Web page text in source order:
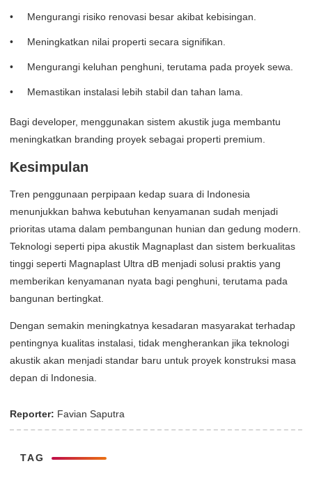
Mengurangi risiko renovasi besar akibat kebisingan.
Meningkatkan nilai properti secara signifikan.
Mengurangi keluhan penghuni, terutama pada proyek sewa.
Memastikan instalasi lebih stabil dan tahan lama.
Bagi developer, menggunakan sistem akustik juga membantu
meningkatkan branding proyek sebagai properti premium.
Kesimpulan
Tren penggunaan perpipaan kedap suara di Indonesia
menunjukkan bahwa kebutuhan kenyamanan sudah menjadi
prioritas utama dalam pembangunan hunian dan gedung modern.
Teknologi seperti pipa akustik Magnaplast dan sistem berkualitas
tinggi seperti Magnaplast Ultra dB menjadi solusi praktis yang
memberikan kenyamanan nyata bagi penghuni, terutama pada
bangunan bertingkat.
Dengan semakin meningkatnya kesadaran masyarakat terhadap
pentingnya kualitas instalasi, tidak mengherankan jika teknologi
akustik akan menjadi standar baru untuk proyek konstruksi masa
depan di Indonesia.
Reporter: Favian Saputra
TAG